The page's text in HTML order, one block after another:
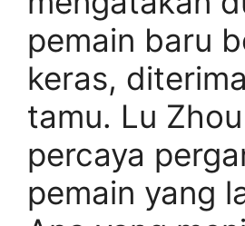
pemain baru
keras,
tamu. Lu
percaya
pemain yang